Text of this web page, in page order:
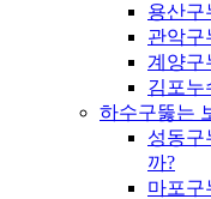
용산구
관악구
계양구
김포누
하수구뚫는
성동구
까?
마포구